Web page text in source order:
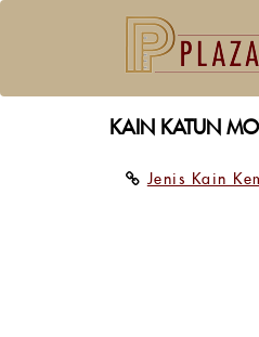
KAIN KATUN
Jenis Kain